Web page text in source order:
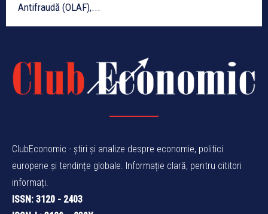
Antifraudă (OLAF),...
ClubEconomic - știri și analize despre economie, politici
europene și tendințe globale. Informație clară, pentru cititori
informați.
ISSN: 3120 - 2403